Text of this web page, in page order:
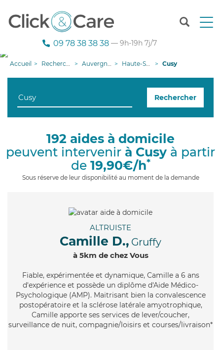
T
n
g
i
09 78 38 38 38 — 9h-19h 7j/7
Accueil Recherche aide à domicile Auvergne-Rhône-Alpes Haute-Savoie Cusy
Rechercher
192 aides à domicile
peuvent intervenir à Cusy à partir
de 19,90€/h*
Sous réserve de leur disponibilité au moment de la demande
ALTRUISTE
Camille D., Gruffy
à 5km de chez Vous
Fiable, expérimentée et dynamique, Camille a 6 ans
d'expérience et possède un diplôme d'Aide Médico-
Psychologique (AMP). Maitrisant bien la convalescence
postopératoire et la sclérose latérale amyotrophique,
Camille apporte ses services de lever/coucher,
surveillance de nuit, compagnie/loisirs et courses/livraison*